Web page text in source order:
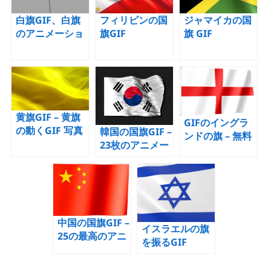
白旗GIF、白旗
のアニメーショ
フィリピンの国
旗GIF
ジャマイカの国
旗 GIF
黄旗GIF – 黄旗
の動くGIF 写真
韓国の国旗GIF –
23枚のアニメー
GIFのイングラ
ンドの旗 – 無料
ションGIF写真
中国の国旗GIF –
25の最高のアニ
イスラエルの旗
を振るGIF